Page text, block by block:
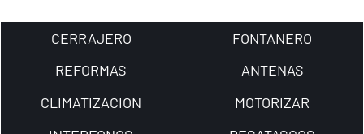
CERRAJERO
FONTANERO
REFORMAS
ANTENAS
CLIMATIZACION
MOTORIZAR